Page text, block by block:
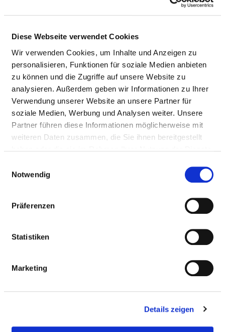
Diese Webseite verwendet Cookies
Wir verwenden Cookies, um Inhalte und Anzeigen zu
personalisieren, Funktionen für soziale Medien anbieten
zu können und die Zugriffe auf unsere Website zu
analysieren. Außerdem geben wir Informationen zu Ihrer
Verwendung unserer Website an unsere Partner für
soziale Medien, Werbung und Analysen weiter. Unsere
Partner führen diese Informationen möglicherweise mit
weiteren Daten zusammen, die Sie ihnen bereitgestellt
Notwendig
Präferenzen
Statistiken
Marketing
Details zeigen
ERZIEHER UND ERZIEHERIN
BERUFSGRUPPE
ANZAHL
Anzahl (gesamt)
4,62
Personal mit direktem
Beschäftigungsverhältnis
0,00
Personal ohne direktes
Beschäftigungsverhältnis
4,62
Personal in der
0,00
Personal in der
MUSIKTHERAPEUT UND MUSIKTHERAPEUTIN
PERSONAL IN PSYCHIATRIE UND
PSYCHOSOMATIK